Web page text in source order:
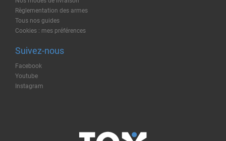
Règlementation des armes
Tous nos guides
Cookies : mes préférences
Suivez-nous
Facebook
Youtube
Instagram